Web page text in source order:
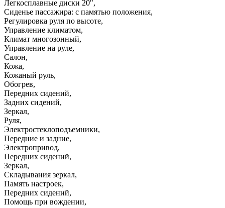
Легкосплавные диски 20",
Сиденье пассажира: с памятью положения,
Регулировка руля по высоте,
Управление климатом,
Климат многозонный,
Управление на руле,
Салон,
Кожа,
Кожаный руль,
Обогрев,
Передних сидений,
Задних сидений,
Зеркал,
Руля,
Электростеклоподъемники,
Передние и задние,
Электропривод,
Передних сидений,
Зеркал,
Складывания зеркал,
Память настроек,
Передних сидений,
Помощь при вождении,